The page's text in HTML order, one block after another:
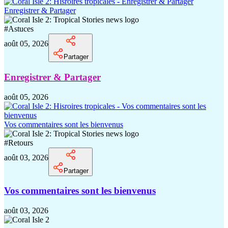
Enregistrer & Partager
#Astuces
août 05, 2026
Partager
Enregistrer & Partager
août 05, 2026
Vos commentaires sont les bienvenus
#Retours
août 03, 2026
Partager
Vos commentaires sont les bienvenus
août 03, 2026